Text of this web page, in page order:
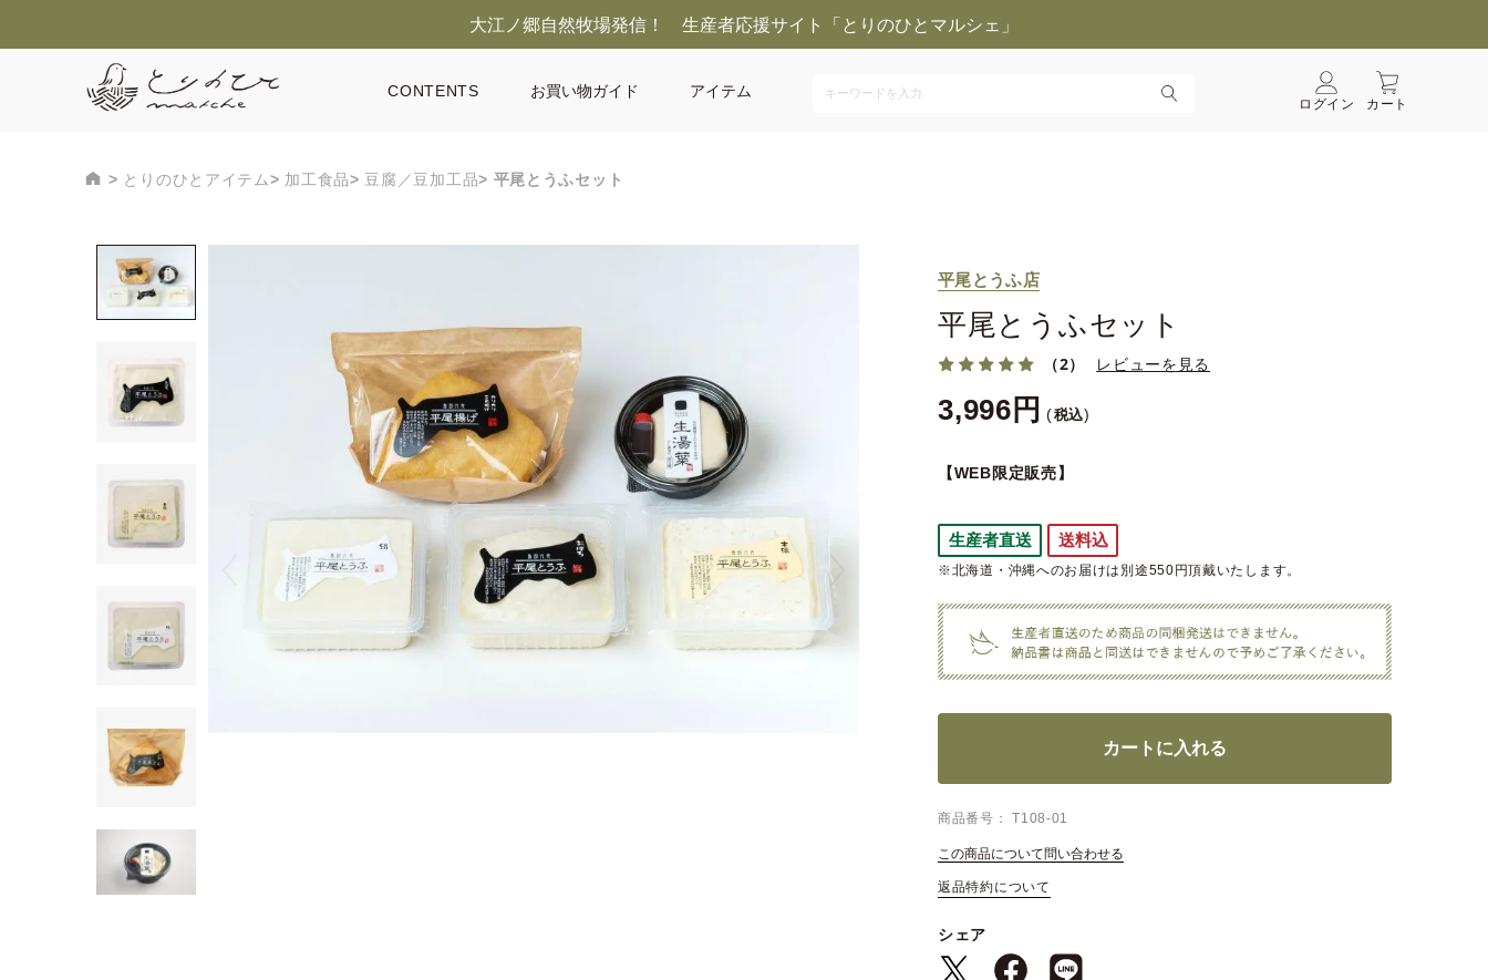
大江ノ郷自然牧場発信！ 生産者応援サイト「とりのひとマルシェ」
CONTENTS お買い物ガイド アイテム
ログイン カート
とりのひとアイテム 加工食品 豆腐／豆加工品 平尾とうふセット
平尾とうふ店
平尾とうふセット
（2） レビューを見る
3,996 税込
【WEB限定販売】
生産者直送 送料込
※北海道・沖縄へのお届けは別途550円頂戴いたします。
カートに入れる
商品番号 T108-01
この商品について問い合わせる
返品特約について
シェア